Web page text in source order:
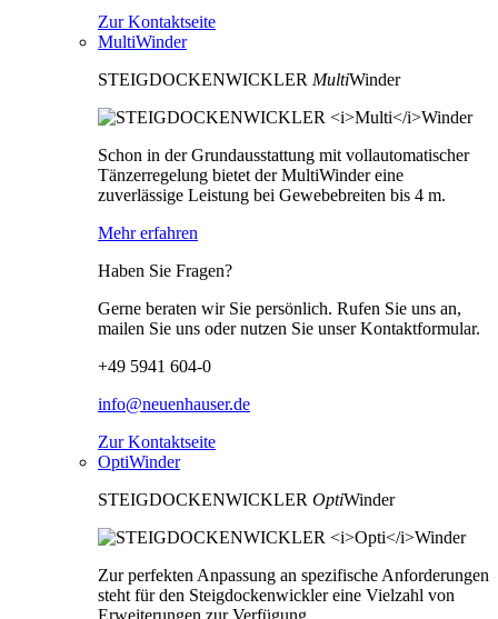
Zur Kontaktseite
MultiWinder
STEIGDOCKENWICKLER MultiWinder
Schon in der Grundausstattung mit vollautomatischer
Tänzerregelung bietet der MultiWinder eine
zuverlässige Leistung bei Gewebebreiten bis 4 m.
Mehr erfahren
Haben Sie Fragen?
Gerne beraten wir Sie persönlich. Rufen Sie uns an,
mailen Sie uns oder nutzen Sie unser Kontaktformular.
+49 5941 604-0
info@neuenhauser.de
Zur Kontaktseite
OptiWinder
STEIGDOCKENWICKLER OptiWinder
Zur perfekten Anpassung an spezifische Anforderungen
steht für den Steigdockenwickler eine Vielzahl von
Erweiterungen zur Verfügung.